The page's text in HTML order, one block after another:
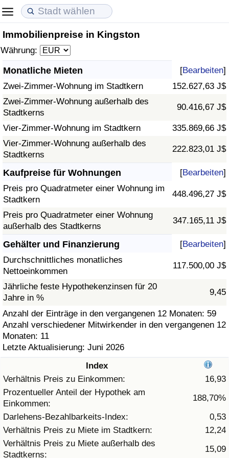
Immobilienpreise in Kingston
Währung:
Monatliche Mieten [Bearbeiten]
Zwei-Zimmer-Wohnung im Stadtkern
152.627,63 J$
Zwei-Zimmer-Wohnung außerhalb des
Stadtkerns
90.416,67 J$
Vier-Zimmer-Wohnung im Stadtkern
335.869,66 J$
Vier-Zimmer-Wohnung außerhalb des
Stadtkerns
222.823,01 J$
Kaufpreise für Wohnungen [Bearbeiten]
Preis pro Quadratmeter einer Wohnung im
Stadtkern
448.496,27 J$
Preis pro Quadratmeter einer Wohnung
außerhalb des Stadtkerns
347.165,11 J$
Gehälter und Finanzierung [Bearbeiten]
Durchschnittliches monatliches
Nettoeinkommen
117.500,00 J$
Jährliche feste Hypothekenzinsen für 20
Jahre in %
9,45
Anzahl der Einträge in den vergangenen 12 Monaten: 59
Anzahl verschiedener Mitwirkender in den vergangenen 12
Monaten: 11
Letzte Aktualisierung: Juni 2026
Index
Verhältnis Preis zu Einkommen:
16,93
Prozentueller Anteil der Hypothek am
Einkommen:
188,70%
Darlehens-Bezahlbarkeits-Index:
0,53
Verhältnis Preis zu Miete im Stadtkern:
12,24
Verhältnis Preis zu Miete außerhalb des
Stadtkerns:
15,09
Lebenshaltungskosten
Lebenshaltungskosten-Index (aktuell)
Lebenshaltungskosten-Index
Lebenshaltungskosten-Index nach Land
in Akaba
Immobilienpreise
Immobilienpreis-Index (aktuell)
Immobilienpreis-Index
Immobilienpreis-Index nach Land
Lebensqualität
Lebensqualität-Index
Lebensqualität-Index (aktuell)
Lebensqualitätsindex nach Land
Kriminalität
Kriminalitäts-Index (aktuell)
Kriminalitäts-Index
Kriminalitätsindex nach Land
Gesundheitsversorgung
Gesundheitsversorgungs-Index (aktuell)
Gesundheitsversorgungs-Index
Gesundheitsversorgungs-Index nach Land
Umweltverschmutzung
Umweltverschmutzungs-Index (aktuell)
Verschmutzungsindex
Umweltverschmutzungs-Index nach Land
Verkehr